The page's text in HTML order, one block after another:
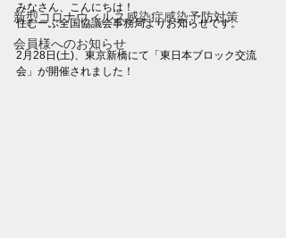
新型コロナウィルス感染症感染予防対策
会員様へのお知らせ
みなさん、こんにちは！
住むーぶ全国協議会事務局よりお知らせです。
2月28日(土)、東京新橋にて「東日本ブロック交流
会」が開催されました！